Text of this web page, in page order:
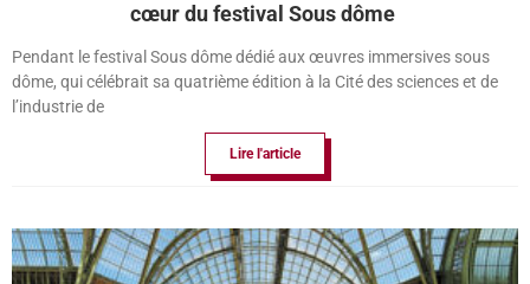
cœur du festival Sous dôme
Pendant le festival Sous dôme dédié aux œuvres immersives sous
dôme, qui célébrait sa quatrième édition à la Cité des sciences et de
l’industrie de
Lire l'article